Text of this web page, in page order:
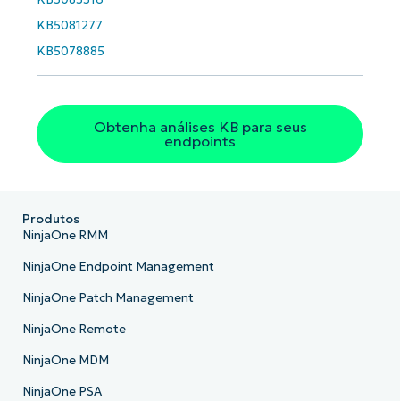
KB5081277
KB5078885
Obtenha análises KB para seus
endpoints
Produtos
NinjaOne RMM
NinjaOne Endpoint Management
NinjaOne Patch Management
NinjaOne Remote
NinjaOne MDM
NinjaOne PSA